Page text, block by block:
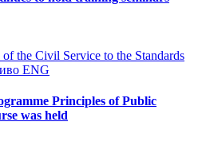
the Civil Service to the Standards
ENG
Principles of Public
was held